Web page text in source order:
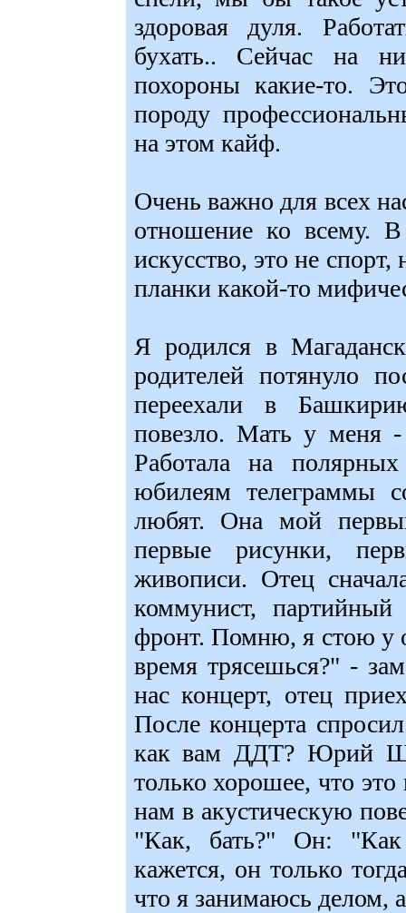
здоровая дуля.
бухать.. Сейчас на
похороны какие-то.
породу
на этом кайф.
Очень важно для всех
отношение ко всему.
искусство, это не
планки какой-то
Я родился в
родителей потянуло
переехали в
повезло. Мать у меня -
Работала на
юбилеям телеграммы
любят. Она мой
первые рисунки,
живописи. Отец
коммунист,
фронт. Помню, я стою у
время трясешься?" -
нас концерт, отец
После концерта
как вам ДДТ? Юрий
только хорошее, что
нам в акустическую
"Как, бать?" Он:
кажется, он только
что я занимаюсь делом,